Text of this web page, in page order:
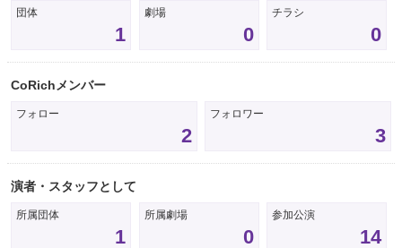
団体
1
劇場
0
チラシ
0
CoRichメンバー
フォロー
2
フォロワー
3
演者・スタッフとして
所属団体
1
所属劇場
0
参加公演
14